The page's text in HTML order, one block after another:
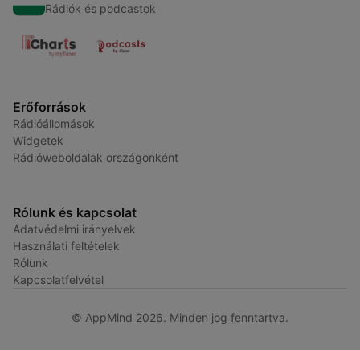
Rádiók és podcastok
Erőforrások
Rádióállomások
Widgetek
Rádióweboldalak országonként
Rólunk és kapcsolat
Adatvédelmi irányelvek
Használati feltételek
Rólunk
Kapcsolatfelvétel
© AppMind 2026. Minden jog fenntartva.